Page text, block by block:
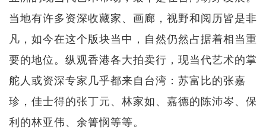
当地有许多资深收藏家、画廊，视野和阅历皆是非
凡，如今在这个版块当中，自然仍然占据着相当重
要的地位。纵观香港各大拍卖行，现当代艺术的掌
舵人或资深专家几乎都来自台湾：苏富比的张嘉
珍，佳士得的张丁元、林家如、嘉德的陈沛岑、保
利的林亚伟、余箐悯等等。